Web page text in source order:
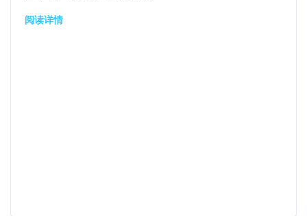
阅读详情